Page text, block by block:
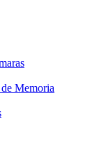
Memoria